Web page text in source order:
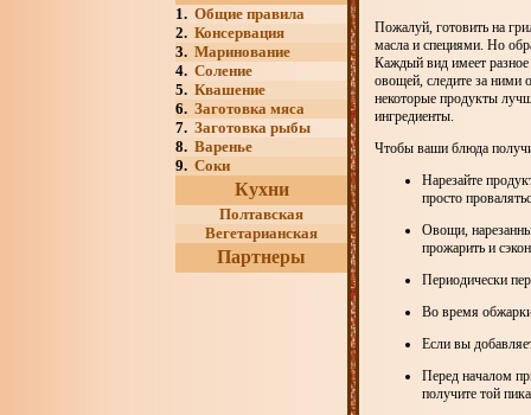
1. Общие правила
2. Консервация
3. Маринование
4. Соление
5. Квашение
6. Заготовка мяса
7. Заготовка рыбы
8. Варенье
9. Соки
Кухни
Полтавская
Вегетарианская
Партнеры
Пожалуй, готовить на
масла и специями. Но
Каждый вид имеет
овощей, следите за ними
некоторые продукты
ингредиенты.
Чтобы ваши блюда
Нарезайте
просто
Овощи,
прожарить и
Периодически
Во время
Если вы
Перед началом
получите той